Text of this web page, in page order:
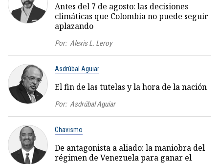
Antes del 7 de agosto: las decisiones
climáticas que Colombia no puede seguir
aplazando
Por: Alexis L. Leroy
Asdrúbal Aguiar
El fin de las tutelas y la hora de la nación
Por: Asdrúbal Aguiar
Chavismo
De antagonista a aliado: la maniobra del
régimen de Venezuela para ganar el